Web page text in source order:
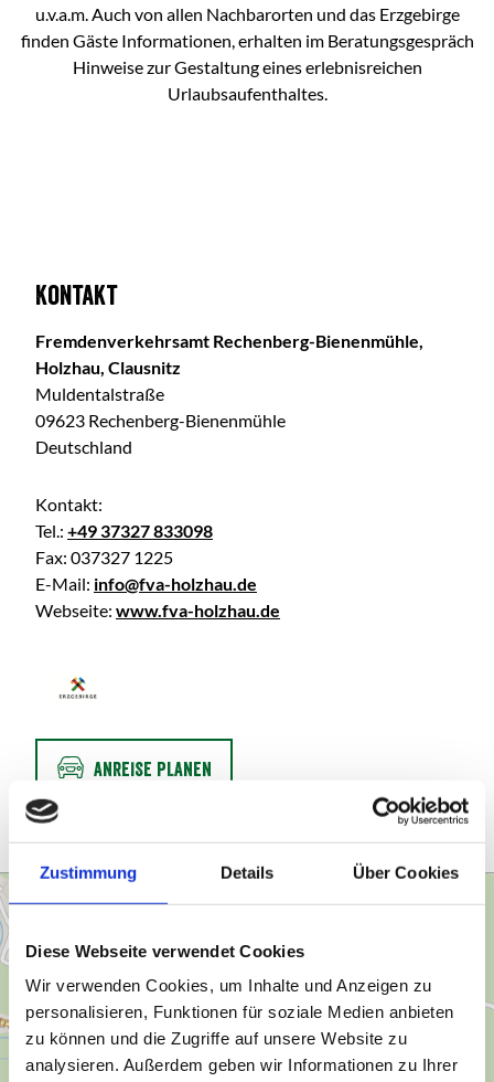
Zustimmung Details Über Cookies
Diese Webseite verwendet Cookies
Wir verwenden Cookies, um Inhalte und Anzeigen zu
personalisieren, Funktionen für soziale Medien anbieten
zu können und die Zugriffe auf unsere Website zu
analysieren. Außerdem geben wir Informationen zu Ihrer
u.v.a.m. Auch von allen Nachbarorten und das Erzgebirge
finden Gäste Informationen, erhalten im Beratungsgespräch
Hinweise zur Gestaltung eines erlebnisreichen
Urlaubsaufenthaltes.
Kontakt
Fremdenverkehrsamt Rechenberg-Bienenmühle,
Holzhau, Clausnitz
Muldentalstraße
09623 Rechenberg-Bienenmühle
Deutschland
Kontakt:
Tel.: +49 37327 833098
Fax: 037327 1225
E-Mail: info@fva-holzhau.de
Webseite: www.fva-holzhau.de
ANREISE PLANEN